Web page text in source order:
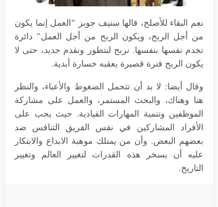
نعم البقاء للأصلح، قالها ستيف جوبز “العمل إنما يكون
من أجل الربح، ويكون الربح من أجل العمل” دائرة
تخدم نفسها بنفسها. نربح لنتطور ونقدم جديد، حتى لا
يكون الربح فترة قصيرة يعقبه خسارة أبدية.
وقال أيضا: لا بد أن تتحمل الضغوط والأعباء، والنظر
هنا وهناك، والبحث المستمر، والعمل على مشاركة
الموظفين وتنمية المهارات القيادية. حيث يجب على
الأفراد المشاركين في نفس الفريق التنافس ضد
بعضهم البعض. وأن من يمتلك موهبة الابداع والابتكار
عليه أن يسخر هذه القدرات لتغيير العالم وتغيير
التاريخ.